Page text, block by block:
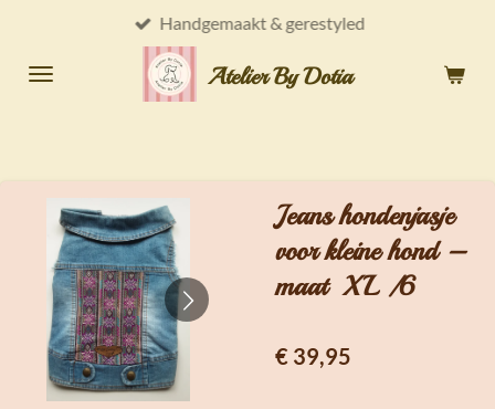
naar
Atelier By Dotia
Handgemaakt & gerestyled
Jeans hondenjasje
voor kleine hond –
maat XL /6
€ 39,95